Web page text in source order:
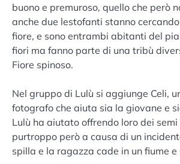
buono e premuroso, quello che però
anche due lestofanti stanno
fiore, e sono entrambi abitanti del
fiori ma fanno parte di una tribù
Fiore spinoso.
Nel gruppo di Lulù si aggiunge Celi,
fotografo che aiuta sia la giovane e
Lulù ha aiutato offrendo loro dei semi
purtroppo però a causa di un
spilla e la ragazza cade in un fiume e